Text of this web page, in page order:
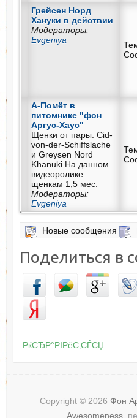
Грейсен Норд
Хануки в действии
Модераторы:
Evgeniya
А-Помёт в
питомнике "фон
Аргус-Хаус"
Щенки от пары: Cid-
von-der-Schiffslache
и Greysen Nord
Khanuki На данном
видеоролике
щенкам 1,5 мес.
Модераторы:
Evgeniya
Новые сообщения
Поделиться в
РќСЂР°РІРёС‚СЃСЏ
Copyright © 2026 Фон
Awesomeness ,